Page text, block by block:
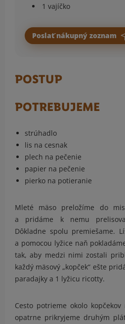
1 vajíčko
Poslať nákupný zoznam
POSTUP
POTREBUJEME
strúhadlo
lis na cesnak
plech na pečenie
papier na pečenie
pierko na potieranie
Mleté mäso preložíme do
a pridáme k nemu
Dôkladne spolu premiešame.
a pomocou lyžice naň
tak, aby medzi nimi zostali
každý mäsový „kopček“ ešte
paradajky a 1 lyžicu ricotty.
Cesto potrieme okolo
opatrne prikryjeme druhým